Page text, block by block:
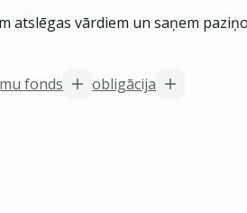
atslēgas vārdiem un saņem
fonds obligācija